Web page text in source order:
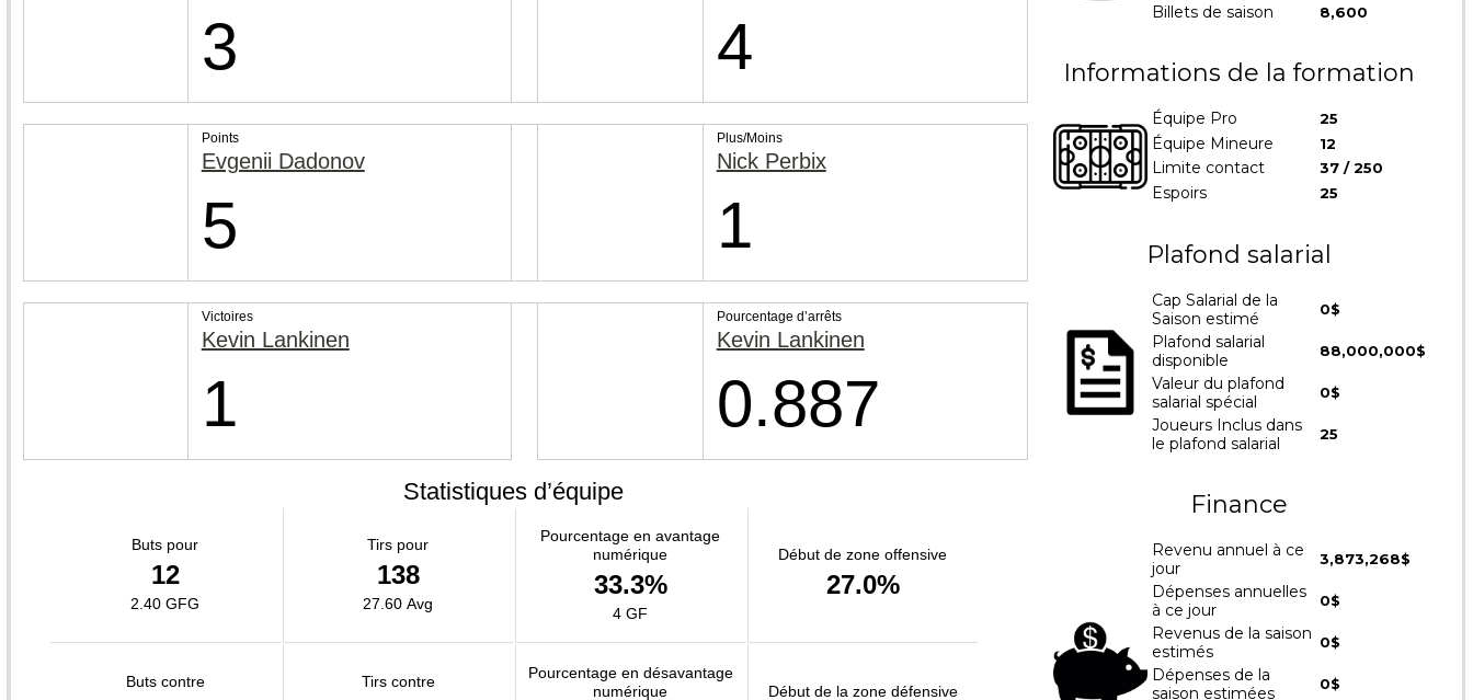
3 4
Points
Evgenii Dadonov
5
Plus/Moins
Nick Perbix
1
Victoires
Kevin Lankinen
1
Pourcentage d’arrêts
Kevin Lankinen
0.887
Statistiques d’équipe
Buts pour
12
2.40 GFG
Tirs pour
138
27.60 Avg
Pourcentage en avantage
numérique
33.3%
4 GF
Début de zone offensive
27.0%
Buts contre Tirs contre
Pourcentage en désavantage
numérique
Début de la zone défensive
Billets de saison 8,600
Informations de la formation
Équipe Pro 25
Équipe Mineure 12
Limite contact 37 / 250
Espoirs 25
Plafond salarial
Cap Salarial de la
Saison estimé
0$
Plafond salarial
disponible
88,000,000$
Valeur du plafond
salarial spécial
0$
Joueurs Inclus dans
le plafond salarial
25
Finance
Revenu annuel à ce
jour
3,873,268$
Dépenses annuelles
à ce jour
0$
Revenus de la saison
estimés
0$
Dépenses de la
saison estimées
0$